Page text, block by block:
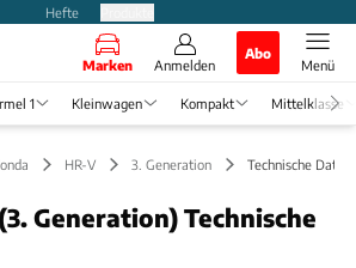
Hefte
Marken Anmelden
Abo
Menü
1 Kleinwagen Kompakt Mittelklasse
HR-V 3. Generation Technische Daten
Generation) Technische